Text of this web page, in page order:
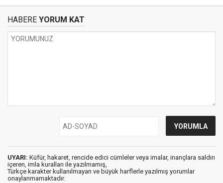
HABERE YORUM KAT
UYARI: Küfür, hakaret, rencide edici cümleler veya imalar, inançlara saldırı
içeren, imla kuralları ile yazılmamış,
Türkçe karakter kullanılmayan ve büyük harflerle yazılmış yorumlar
onaylanmamaktadır.